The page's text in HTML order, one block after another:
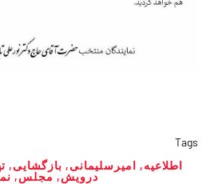
Tags
اطلاعیه, امیرسلیمانی, بازگشایی,
درویش, مجلس,